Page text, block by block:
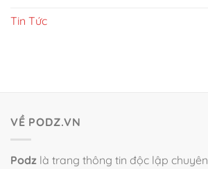
Tin Tức
VỀ PODZ.VN
Podz là trang thông tin độc lập chuyên